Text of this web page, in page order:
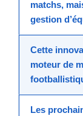
matchs,
gestion
Cette
moteur de
Les